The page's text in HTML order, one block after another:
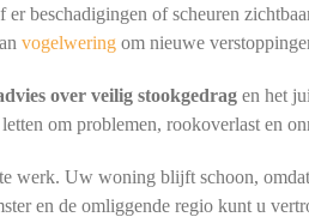
beschadigingen of scheuren
vogelweringom nieuwe
over veilig stookgedragen het
om problemen, rookoverlast en
werk. Uw woning blijft schoon,
en de omliggende regio kunt u